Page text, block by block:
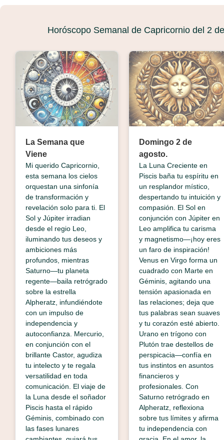
Horóscopo Semanal de Capricornio del 2
La Semana que
Viene
Mi querido Capricornio,
esta semana los cielos
orquestan una sinfonía
de transformación y
revelación solo para ti. El
Sol y Júpiter irradian
desde el regio Leo,
iluminando tus deseos y
ambiciones más
profundos, mientras
Saturno—tu planeta
regente—baila retrógrado
sobre la estrella
Alpheratz, infundiéndote
con un impulso de
independencia y
autoconfianza. Mercurio,
en conjunción con el
brillante Castor, agudiza
tu intelecto y te regala
versatilidad en toda
comunicación. El viaje de
la Luna desde el soñador
Piscis hasta el rápido
Géminis, combinado con
las fases lunares
Domingo 2 de
agosto.
La Luna Creciente en
Piscis baña tu espíritu en
un resplandor místico,
despertando tu intuición y
compasión. El Sol en
conjunción con Júpiter en
Leo amplifica tu carisma
y magnetismo—¡hoy eres
un faro de inspiración!
Venus en Virgo forma un
cuadrado con Marte en
Géminis, agitando una
tensión apasionada en
las relaciones; deja que
tus palabras sean suaves
y tu corazón esté abierto.
Urano en trígono con
Plutón trae destellos de
perspicacia—confía en
tus instintos en asuntos
financieros y
profesionales. Con
Saturno retrógrado en
Alpheratz, reflexiona
sobre tus límites y afirma
tu independencia con